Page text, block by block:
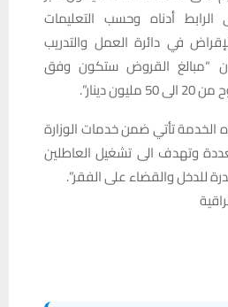
الرابط أدناه وحسب التعليمات
في دائرة العمل والتدريب
“مبالغ القروض ستكون وفق
دينار”.
تأتي ضمن خدمات الوزارة
وتهدف الى تشغيل العاطلين
للدخل والقضاء على الفقر”.